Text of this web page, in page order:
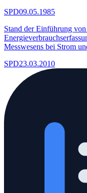
SPD09.05.1985
Stand der Einführung
Messwesens bei Strom
SPD23.03.2010